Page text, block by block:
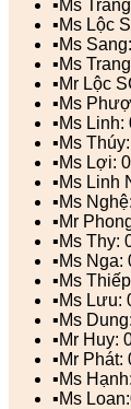
▪️Ms
▪️Ms Lộc
▪️Ms
▪️Ms
▪️Mr Lộc
▪️Ms
▪️Ms Linh:
▪️Ms
▪️Ms Lợi:
▪️Ms Linh
▪️Ms
▪️Mr
▪️Ms Thy:
▪️Ms Nga:
▪️Ms
▪️Ms Lưu:
▪️Ms
▪️Mr Huy:
▪️Mr Phát:
▪️Ms
▪️Ms